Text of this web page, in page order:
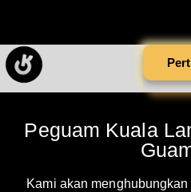
Peguam Kuala
Kami akan